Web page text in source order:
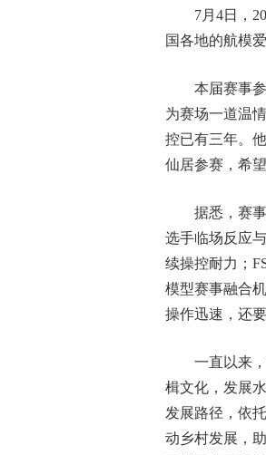
7月4日，
国各地的航模
本届赛事参
为赛场一道温
控已有三年。
仙居参赛，希
据悉，赛事
选手临场反应
续操控耐力；
模型赛事融合
操作迅速，还
一直以来，
楫文化，发展
发展路径，依
动乡村发展，